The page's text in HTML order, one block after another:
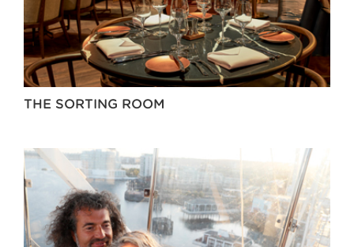
THE SORTING ROOM